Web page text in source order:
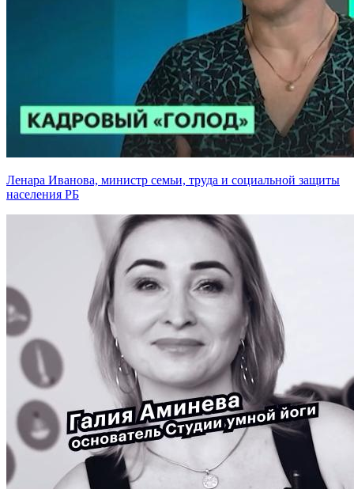
Ленара Иванова, министр семьи, труда и социальной защиты
населения РБ